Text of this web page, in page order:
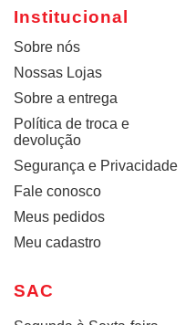
Institucional
Sobre nós
Nossas Lojas
Sobre a entrega
Política de troca e
devolução
Segurança e Privacidade
Fale conosco
Meus pedidos
Meu cadastro
SAC